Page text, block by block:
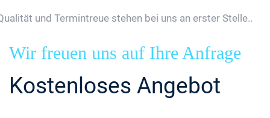
und Termintreue stehen bei uns an erster Stelle..
Wir freuen uns auf Ihre Anfrage
Kostenloses Angebot